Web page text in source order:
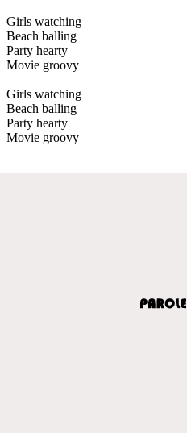
Girls watching
Beach balling
Party hearty
Movie groovy
Girls watching
Beach balling
Party hearty
Movie groovy